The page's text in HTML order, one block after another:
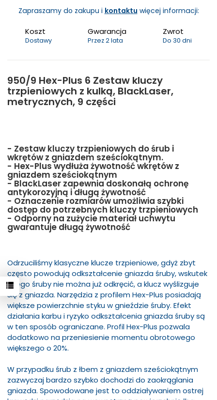
Zapraszamy do zakupu i kontaktu więcej informacji:
Koszt
Dostawy
Gwarancja
Przez 2 lata
Zwrot
Do 30 dni
950/9 Hex-Plus 6 Zestaw kluczy
trzpieniowych z kulką, BlackLaser,
metrycznych, 9 części
- Zestaw kluczy trzpieniowych do śrub i
wkrętów z gniazdem sześciokątnym.
- Hex-Plus wydłuża żywotność wkrętów z
gniazdem sześciokątnym
- BlackLaser zapewnia doskonałą ochronę
antykorozyjną i długą żywotność
- Oznaczenie rozmiarów umożliwia szybki
dostęp do potrzebnych kluczy trzpieniowych
- Odporny na zużycie materiał uchwytu
gwarantuje długą żywotność
Odrzuciliśmy klasyczne klucze trzpieniowe, gdyż zbyt
często powodują odkształcenie gniazda śruby, wskutek
czego śruby nie można już odkręcić, a klucz wyślizguje
się z gniazda. Narzędzia z profilem Hex-Plus posiadają
większe powierzchnie styku w gnieździe śruby. Efekt
działania karbu i ryzyko odkształcenia gniazda śruby są
w ten sposób ograniczane. Profil Hex-Plus pozwala
dodatkowo na przeniesienie momentu obrotowego
większego o 20%.
W przypadku śrub z łbem z gniazdem sześciokątnym
zazwyczaj bardzo szybko dochodzi do zaokrąglania
gniazda. Spowodowane jest to oddziaływaniem ostrej